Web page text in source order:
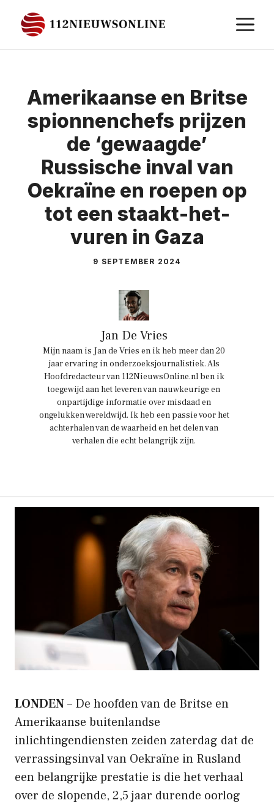
naar
de
Amerikaanse en Britse
spionnenchefs prijzen
de ‘gewaagde’
Russische inval van
Oekraïne en roepen op
tot een staakt-het-
vuren in Gaza
9 SEPTEMBER 2024
Jan De Vries
Mijn naam is Jan de Vries en ik heb meer dan 20
jaar ervaring in onderzoeksjournalistiek. Als
Hoofdredacteur van 112NieuwsOnline.nl ben ik
toegewijd aan het leveren van nauwkeurige en
onpartijdige informatie over misdaad en
ongelukken wereldwijd. Ik heb een passie voor het
achterhalen van de waarheid en het delen van
verhalen die echt belangrijk zijn.
LONDEN– De hoofden van de Britse en
Amerikaanse buitenlandse
inlichtingendiensten zeiden zaterdag dat de
verrassingsinval van Oekraïne in Rusland
een belangrijke prestatie is die het verhaal
over de slopende, 2,5 jaar durende oorlog